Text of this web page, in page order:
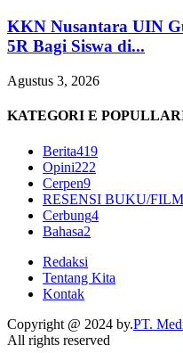
KKN Nusantara UIN
5R Bagi Siswa di...
Agustus 3, 2026
KATEGORI E
Berita419
Opini222
Cerpen9
RESENSI BUKU/FILM
Cerbung4
Bahasa2
Redaksi
Tentang Kita
Kontak
Copyright @ 2024 by.PT.
All rights reserved